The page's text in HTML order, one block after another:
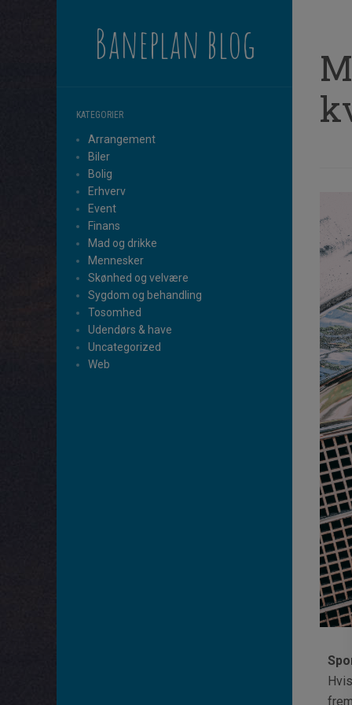
Baneplan blog
KATEGORIER
Arrangement
Biler
Bolig
Erhverv
Event
Finans
Mad og drikke
Mennesker
Skønhed og velvære
Sygdom og behandling
Tosomhed
Udendørs & have
Uncategorized
Web